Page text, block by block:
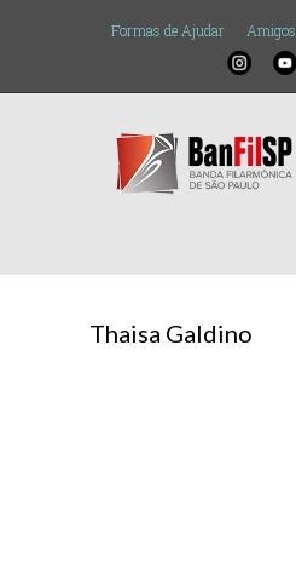
Formas de Ajudar Amigos
Thaisa Galdino